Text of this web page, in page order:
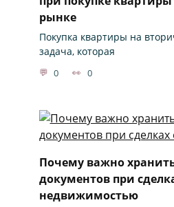
рынке
Покупка квартиры на
задача, которая
0 0
Почему важно
документов при
недвижимостью